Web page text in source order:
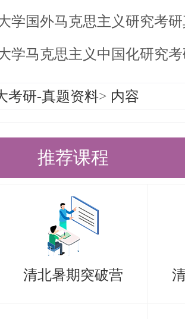
容，希望能帮助准备考
竞争大，压力大，没方
考研集训营，为清北考
，更有清北清北半年
学，班主任全程督学，
学员遍布清华北大各主
料及清北考研集训营相
学国外马克思主义研究考
学马克思主义中国化研究考
考研-真题资料> 内容
推荐课程
清北暑期突破营